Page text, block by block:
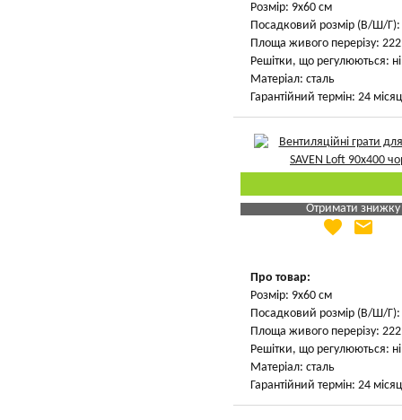
Розмір: 9х60 см
Посадковий розмір (В/Ш/Г):
Площа живого перерізу:
Решітки, що регулюються: ні
Матеріал: сталь
Гарантійний термін: 24
Отримати знижку
Яка Ваша ціна
favorite email
Про товар:
Розмір: 9х60 см
Посадковий розмір (В/Ш/Г):
Площа живого перерізу:
Решітки, що регулюються: ні
Матеріал: сталь
Гарантійний термін: 24